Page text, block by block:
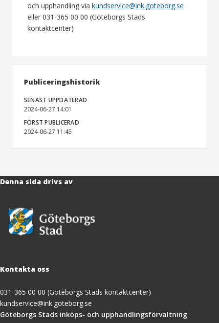
och upphandling via kundservice@ink.goteborg.se
eller 031-365 00 00 (Göteborgs Stads
kontaktcenter)
Publiceringshistorik
SENAST UPPDATERAD
2024-06-27 14:01
FÖRST PUBLICERAD
2024-06-27 11:45
Denna sida drivs av
Kontakta oss
031-365 00 00 (Göteborgs Stads kontaktcenter)
kundservice@ink.goteborg.se
Göteborgs Stads inköps- och upphandlingsförvaltning(öppnas